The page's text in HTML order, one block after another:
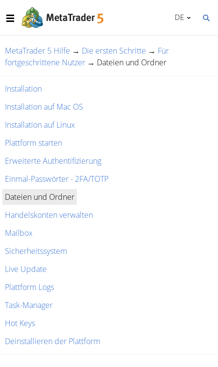
DE
MetaTrader 5 Hilfe → Die ersten Schritte → Für
fortgeschrittene Nutzer → Dateien und Ordner
Installation
Installation auf Mac OS
Installation auf Linux
Plattform starten
Erweiterte Authentifizierung
Einmal-Passwörter - 2FA/TOTP
Dateien und Ordner
Handelskonten verwalten
Mailbox
Sicherheitssystem
Live Update
Plattform Logs
Task-Manager
Hot Keys
Deinstallieren der Plattform